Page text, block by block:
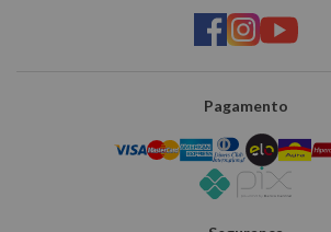
Pagamento